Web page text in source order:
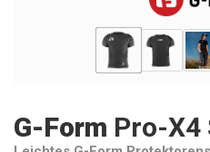
G-Form Pro-X4